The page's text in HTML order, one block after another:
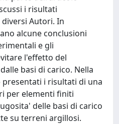
i risultati
Autori. In
alcune conclusioni
e gli
l'effetto del
basi di carico. Nella
i risultati di una
per elementi finiti
delle basi di carico
su terreni argillosi.